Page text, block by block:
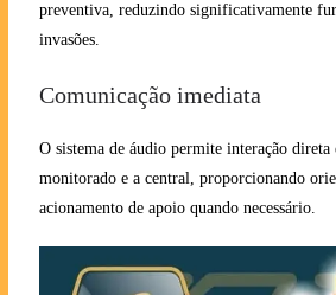
preventiva, reduzindo significativamente
invasões.
Comunicação imediata
O sistema de áudio permite interação direta
monitorado e a central, proporcionando
acionamento de apoio quando necessário.